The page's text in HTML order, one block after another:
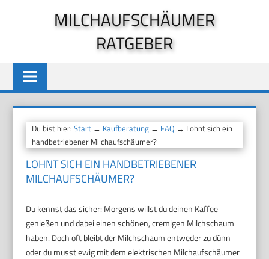
MILCHAUFSCHÄUMER
RATGEBER
Du bist hier:Start → Kaufberatung → FAQ → Lohnt sich ein
handbetriebener Milchaufschäumer?
LOHNT SICH EIN HANDBETRIEBENER
MILCHAUFSCHÄUMER?
Du kennst das sicher: Morgens willst du deinen Kaffee
genießen und dabei einen schönen, cremigen Milchschaum
haben. Doch oft bleibt der Milchschaum entweder zu dünn
oder du musst ewig mit dem elektrischen Milchaufschäumer